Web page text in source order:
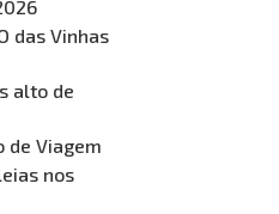
das Vinhas
alto de
de Viagem
nos